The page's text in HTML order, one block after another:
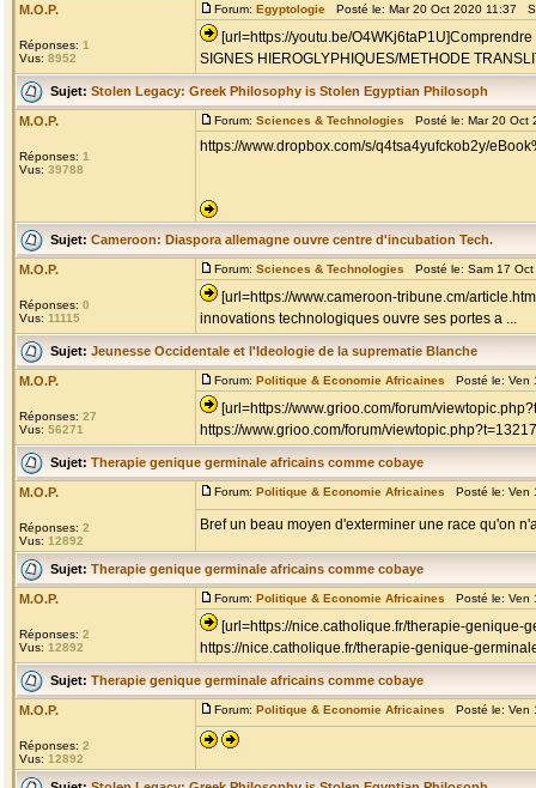
M.O.P.
Réponses: 1
Vus: 8952
Forum: Egyptologie Posté le: Mar 20 Oct 2020 11:37
[url=https://youtu.be/
SIGNES HIEROGLYPHIQUES/METHODE
Sujet: Stolen Legacy: Greek Philosophy is Stolen Egyptian Philosoph
M.O.P.
Réponses: 1
Vus: 39788
Forum: Sciences & Technologies Posté le: Mar 20
https://www.dropbox.com/s/q4tsa4yufckob2y/
Sujet: Cameroon: Diaspora allemagne ouvre centre d'incubation Tech.
M.O.P.
Réponses: 0
Vus: 11115
Forum: Sciences & Technologies Posté le: Sam 17
[url=https://www.cameroon-tribune.cm/
innovations technologiques ouvre ses portes a ...
Sujet: Jeunesse Occidentale et l'Ideologie de la suprematie Blanche
M.O.P.
Réponses: 27
Vus: 56271
Forum: Politique & Economie Africaines Posté le: Ven
[url=https://www.grioo.com/forum/
https://www.grioo.com/forum/viewtopic.php?t=13217
Sujet: Therapie genique germinale africains comme cobaye
M.O.P.
Réponses: 2
Vus: 12892
Forum: Politique & Economie Africaines Posté le: Ven
Bref un beau moyen d'exterminer une race qu'on
Sujet: Therapie genique germinale africains comme cobaye
M.O.P.
Réponses: 2
Vus: 12892
Forum: Politique & Economie Africaines Posté le: Ven
[url=https://nice.catholique.fr/therapie-genique-
https://nice.catholique.fr/therapie-genique-
Sujet: Therapie genique germinale africains comme cobaye
M.O.P.
Réponses: 2
Vus: 12892
Forum: Politique & Economie Africaines Posté le: Ven